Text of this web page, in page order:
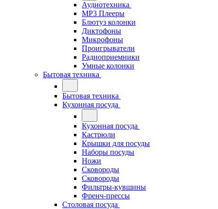
Аудиотехника
MP3 Плееры
Блютуз колонки
Диктофоны
Микрофоны
Проигрыватели
Радиоприемники
Умные колонки
Бытовая техника
Бытовая техника
Кухонная посуда
Кухонная посуда
Кастрюли
Крышки для посуды
Наборы посуды
Ножи
Сковороды
Сковороды
Фильтры-кувшины
Френч-прессы
Столовая посуда